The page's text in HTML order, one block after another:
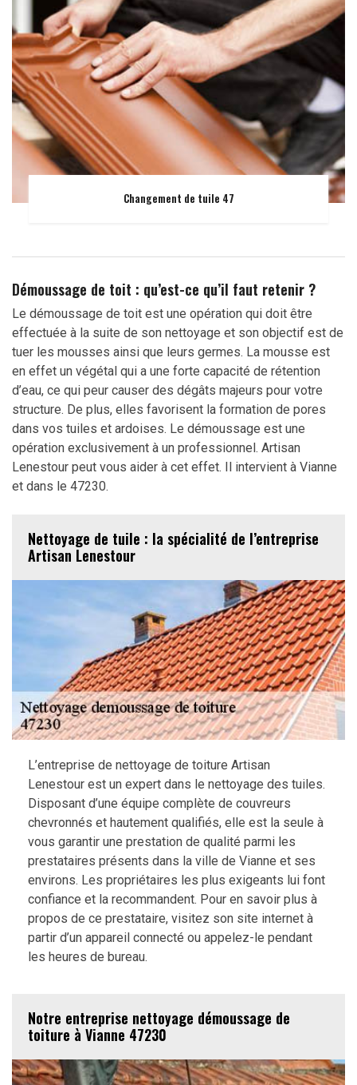
Changement de tuile 47
Démoussage de toit : qu’est-ce qu’il faut retenir ?
Le démoussage de toit est une opération qui doit être
effectuée à la suite de son nettoyage et son objectif est de
tuer les mousses ainsi que leurs germes. La mousse est
en effet un végétal qui a une forte capacité de rétention
d’eau, ce qui peur causer des dégâts majeurs pour votre
structure. De plus, elles favorisent la formation de pores
dans vos tuiles et ardoises. Le démoussage est une
opération exclusivement à un professionnel. Artisan
Lenestour peut vous aider à cet effet. Il intervient à Vianne
et dans le 47230.
Nettoyage de tuile : la spécialité de l’entreprise
Artisan Lenestour
L’entreprise de nettoyage de toiture Artisan
Lenestour est un expert dans le nettoyage des tuiles.
Disposant d’une équipe complète de couvreurs
chevronnés et hautement qualifiés, elle est la seule à
vous garantir une prestation de qualité parmi les
prestataires présents dans la ville de Vianne et ses
environs. Les propriétaires les plus exigeants lui font
confiance et la recommandent. Pour en savoir plus à
propos de ce prestataire, visitez son site internet à
partir d’un appareil connecté ou appelez-le pendant
les heures de bureau.
Notre entreprise nettoyage démoussage de
toiture à Vianne 47230